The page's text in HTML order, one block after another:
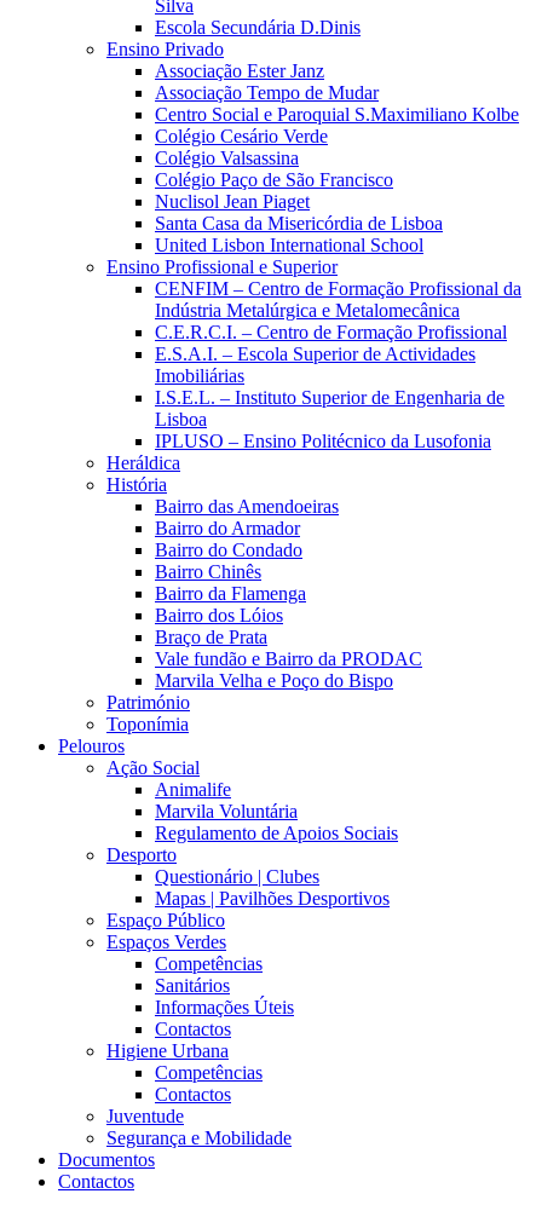
Silva
Escola Secundária D.Dinis
Ensino Privado
Associação Ester Janz
Associação Tempo de Mudar
Centro Social e Paroquial S.Maximiliano Kolbe
Colégio Cesário Verde
Colégio Valsassina
Colégio Paço de São Francisco
Nuclisol Jean Piaget
Santa Casa da Misericórdia de Lisboa
United Lisbon International School
Ensino Profissional e Superior
CENFIM – Centro de Formação Profissional da
Indústria Metalúrgica e Metalomecânica
C.E.R.C.I. – Centro de Formação Profissional
E.S.A.I. – Escola Superior de Actividades
Imobiliárias
I.S.E.L. – Instituto Superior de Engenharia de
Lisboa
IPLUSO – Ensino Politécnico da Lusofonia
Heráldica
História
Bairro das Amendoeiras
Bairro do Armador
Bairro do Condado
Bairro Chinês
Bairro da Flamenga
Bairro dos Lóios
Braço de Prata
Vale fundão e Bairro da PRODAC
Marvila Velha e Poço do Bispo
Património
Toponímia
Pelouros
Ação Social
Animalife
Marvila Voluntária
Regulamento de Apoios Sociais
Desporto
Questionário | Clubes
Mapas | Pavilhões Desportivos
Espaço Público
Espaços Verdes
Competências
Sanitários
Informações Úteis
Contactos
Higiene Urbana
Competências
Contactos
Juventude
Segurança e Mobilidade
Documentos
Contactos